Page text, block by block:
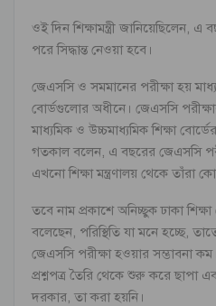
ওই দিন শিক্ষামন্ত্রী জানিয়েছিলেন,
পরে সিদ্ধান্ত নেওয়া হবে।
জেএসসি ও সমমানের পরীক্ষা হয়
বোর্ডগুলোর অধীনে। জেএসসি
মাধ্যমিক ও উচ্চমাধ্যমিক শিক্ষা
গতকাল বলেন, এ বছরের জেএসসি
এখনো শিক্ষা মন্ত্রণালয় থেকে তাঁরা
তবে নাম প্রকাশে অনিচ্ছুক ঢাকা
বলেছেন, পরিস্থিতি যা মনে হচ্ছে,
জেএসসি পরীক্ষা হওয়ার সম্ভাবনা
প্রশ্নপত্র তৈরি থেকে শুরু করে ছাপা
দরকার, তা করা হয়নি।